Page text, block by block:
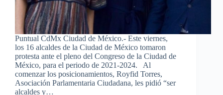
Puntual CdMx Ciudad de México.- Este viernes,
los 16 alcaldes de la Ciudad de México tomaron
protesta ante el pleno del Congreso de la Ciudad de
México, para el periodo de 2021-2024. Al
comenzar los posicionamientos, Royfid Torres,
Asociación Parlamentaria Ciudadana, les pidió “ser
alcaldes y…